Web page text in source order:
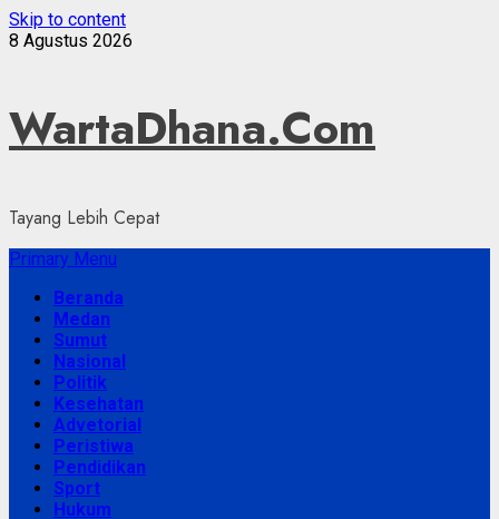
Skip to content
8 Agustus 2026
WartaDhana.Com
Tayang Lebih Cepat
Primary Menu
Beranda
Medan
Sumut
Nasional
Politik
Kesehatan
Advetorial
Peristiwa
Pendidikan
Sport
Hukum